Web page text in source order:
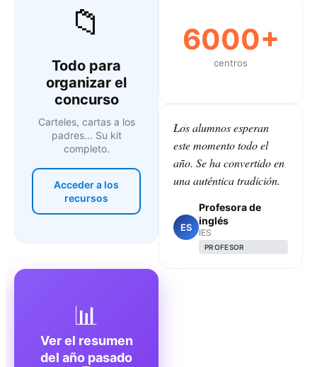
📁
Todo para
organizar el
concurso
Carteles, cartas a los
padres... Su kit
completo.
Acceder a los
recursos
6000+
centros
Los alumnos esperan
este momento todo el
año. Se ha convertido en
una auténtica tradición.
ES
Profesora de
inglés
IES
PROFESOR
📊
Ver el resumen
del año pasado